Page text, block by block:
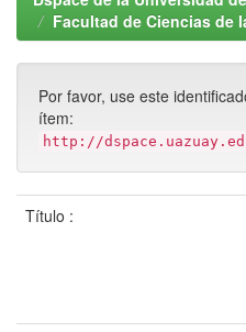
Facultad de Ciencias de
Por favor, use este
ítem:
http://
Título :